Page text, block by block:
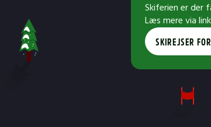
Skiferien er
Læs mere via
SKIREJSER